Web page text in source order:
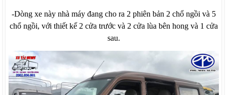
-Dòng xe này nhà máy đang cho ra 2 phiên bản 2 chổ ngồi và 5
chổ ngồi, với thiết kế 2 cửa trước và 2 cửa lùa bên hong và 1 cửa
sau.